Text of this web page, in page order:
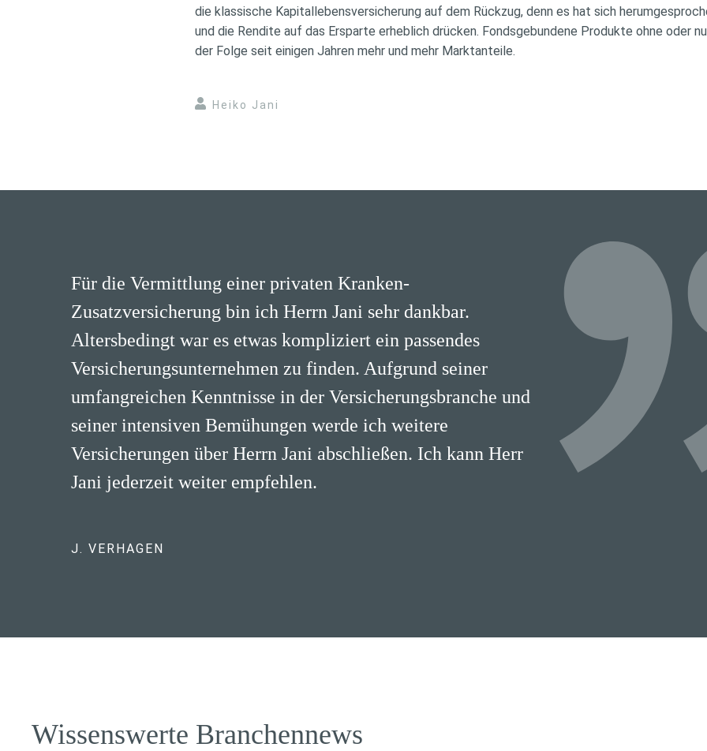
die klassische Kapitallebensversicherung auf dem Rückzug, denn es hat sich
und die Rendite auf das Ersparte erheblich drücken. Fondsgebundene Produkte ohne oder
der Folge seit einigen Jahren mehr und mehr Marktanteile.
Heiko Jani
Für die Vermittlung einer privaten Kranken-
Zusatzversicherung bin ich Herrn Jani sehr dankbar.
Altersbedingt war es etwas kompliziert ein passendes
Versicherungsunternehmen zu finden. Aufgrund seiner
umfangreichen Kenntnisse in der Versicherungsbranche und
seiner intensiven Bemühungen werde ich weitere
Versicherungen über Herrn Jani abschließen. Ich kann Herr
Jani jederzeit weiter empfehlen.
J. VERHAGEN
Wissenswerte Branchennews